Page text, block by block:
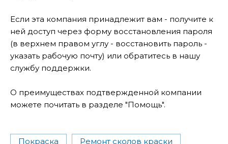
Если эта компания принадлежит вам - получите к
ней доступ через форму восстановления пароля
(в верхнем правом углу - восстановить пароль -
указать рабочую почту) или обратитесь в нашу
службу поддержки.
О преимуществах подтвержденной компании
можете почитать в разделе "Помощь".
Покраска Ремонт сколов краски